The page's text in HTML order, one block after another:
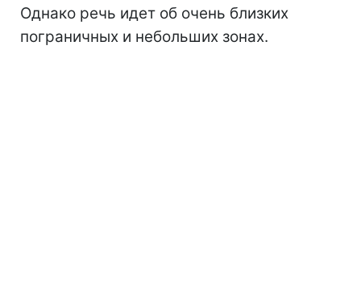
Однако речь идет об очень близких
пограничных и небольших зонах.